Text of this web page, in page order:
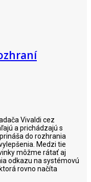
Vivaldi cez
a prichádzajú s
do rozhrania
Medzi tie
môžme rátať aj
odkazu na systémovú
rovno načíta